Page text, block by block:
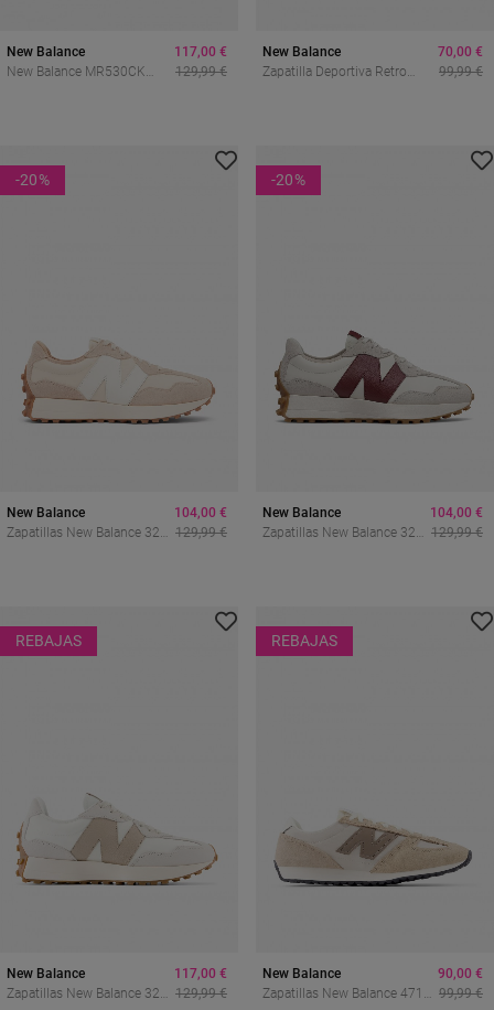
New Balance
New Balance MR530CK
117,00 €
129,99 €
New Balance
Zapatilla Deportiva Retro
70,00 €
99,99 €
-20%
New Balance
Zapatillas New Balance 327
104,00 €
129,99 €
-20%
New Balance
Zapatillas New Balance 327
104,00 €
129,99 €
REBAJAS
New Balance
Zapatillas New Balance 327
117,00 €
129,99 €
REBAJAS
New Balance
Zapatillas New Balance 471
90,00 €
99,99 €